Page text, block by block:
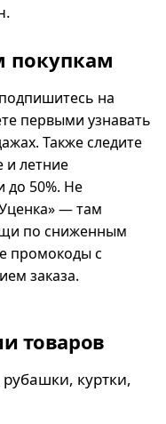
покупкам
на
первыми узнавать
Также следите
и летние
до 50%. Не
— там
по сниженным
промокоды с
заказа.
товаров
куртки,